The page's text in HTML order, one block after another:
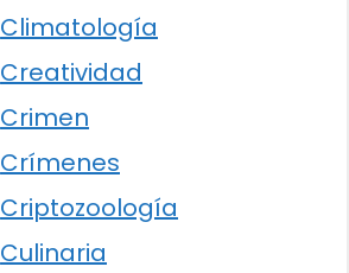
Climatología
Creatividad
Crimen
Crímenes
Criptozoología
Culinaria